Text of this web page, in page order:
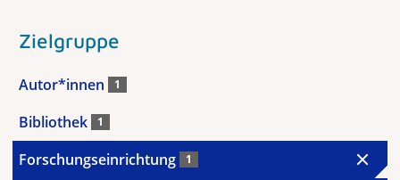
Zielgruppe
Autor*innen 1
Bibliothek 1
Forschungseinrichtung 1